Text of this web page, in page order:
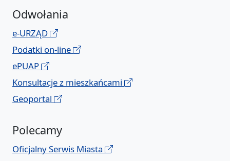
Odwołania
e-URZĄD
Podatki on-line
ePUAP
Konsultacje z mieszkańcami
Geoportal
Polecamy
Oficjalny Serwis Miasta